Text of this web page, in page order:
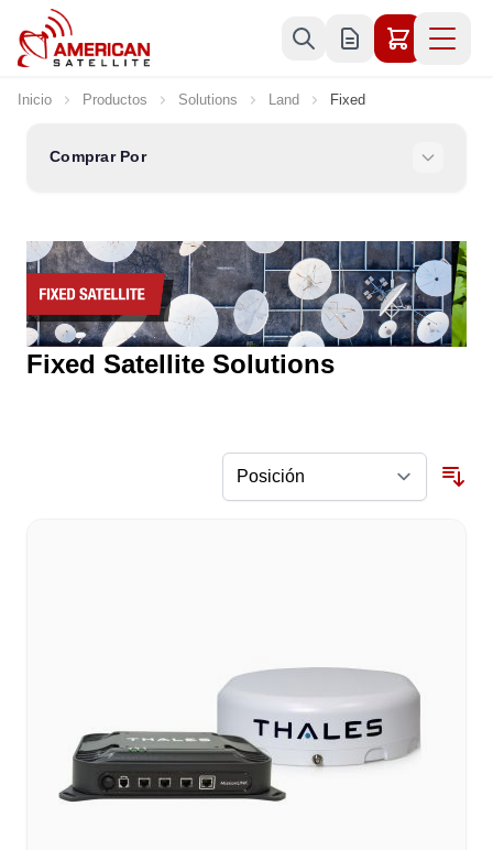
Ir al contenido
Inicio Productos Solutions Land Fixed
Comprar Por
Fixed Satellite Solutions